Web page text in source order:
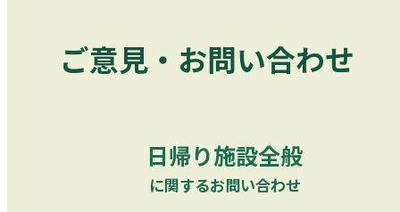
ご意見・お問い合わせ
日帰り施設全般
に関するお問い合わせ